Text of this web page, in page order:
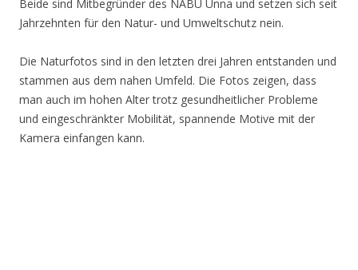
Beide sind Mitbegründer des NABU Unna und setzen sich seit
Jahrzehnten für den Natur- und Umweltschutz nein.
Die Naturfotos sind in den letzten drei Jahren entstanden und
stammen aus dem nahen Umfeld. Die Fotos zeigen, dass
man auch im hohen Alter trotz gesundheitlicher Probleme
und eingeschränkter Mobilität, spannende Motive mit der
Kamera einfangen kann.